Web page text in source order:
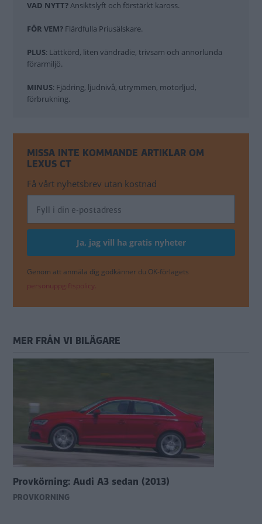
VAD NYTT?Ansiktslyft och förstärkt kaross.
FÖR VEM? Flärdfulla Priusälskare.
PLUS: Lättkörd, liten vändradie, trivsam och annorlunda
förarmiljö.
MINUS: Fjädring, ljudnivå, utrymmen, motorljud,
förbrukning.
MISSA INTE KOMMANDE ARTIKLAR OM
LEXUS CT
Få vårt nyhetsbrev utan kostnad
Genom att anmäla dig godkänner du OK-förlagets
personuppgiftspolicy.
MER FRÅN VI BILÄGARE
Provkörning: Audi A3 sedan (2013)
PROVKÖRNING